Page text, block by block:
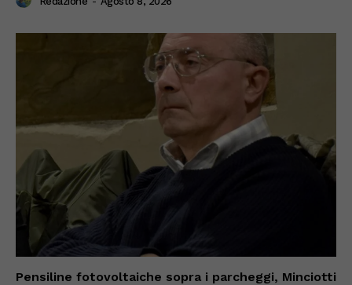
Pensiline fotovoltaiche sopra i parcheggi, Minciotti